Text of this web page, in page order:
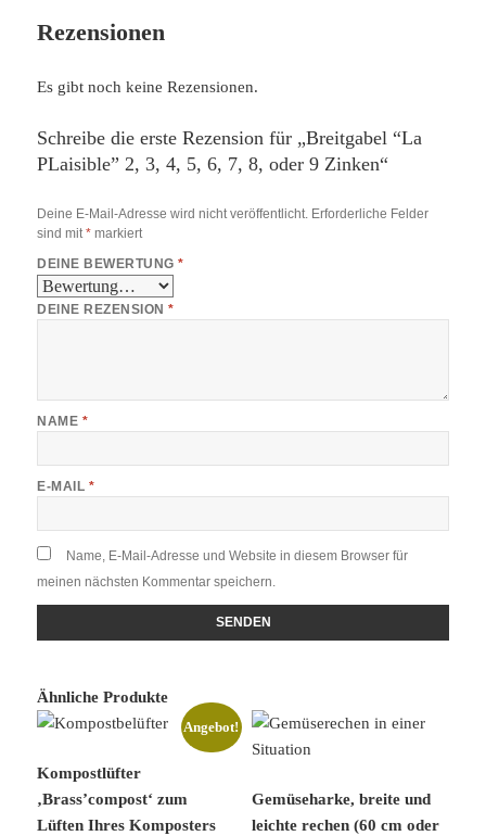
Rezensionen
Es gibt noch keine Rezensionen.
Schreibe die erste Rezension für „Breitgabel “La
PLaisible” 2, 3, 4, 5, 6, 7, 8, oder 9 Zinken“
Deine E-Mail-Adresse wird nicht veröffentlicht. Erforderliche Felder
sind mit* markiert
DEINE BEWERTUNG*
DEINE REZENSION*
NAME *
E-MAIL *
Name, E-Mail-Adresse und Website in diesem Browser für
meinen nächsten Kommentar speichern.
Ähnliche Produkte
Angebot!
Kompostlüfter
‚Brass’compost‘ zum
Lüften Ihres Komposters
Gemüseharke, breite und
leichte rechen (60 cm oder